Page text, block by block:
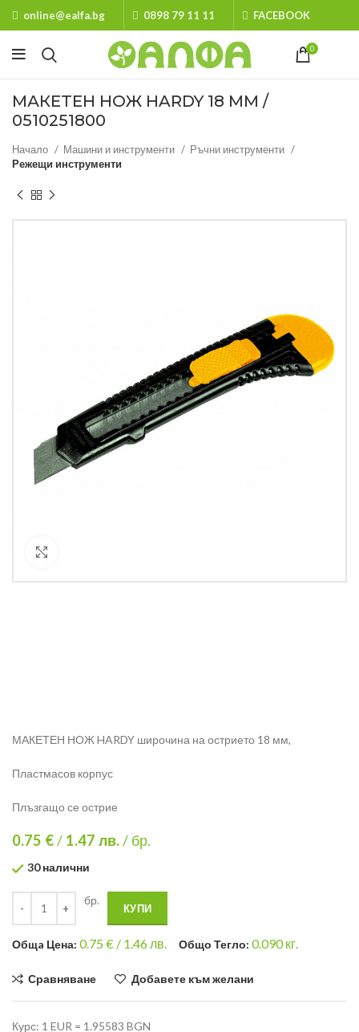
online@ealfa.bg 0898 79 11 11 FACEBOOK
0
МАКЕТЕН НОЖ HARDY 18 ММ /
0510251800
Начало Машини и инструменти
Ръчни инструменти
Режещи инструменти
МАКЕТЕН НОЖ HARDY широчина на острието 18 мм,
Пластмасов корпус
Плъзгащо се острие
0.75 €/ 1.47 лв./ бр.
30 налични
бр.
КУПИ
Общa Цена: 0.75€ / 1.46 лв. Общо Тегло: 0.090кг.
Сравняване Добавете към желани
Курс: 1 EUR = 1.95583 BGN